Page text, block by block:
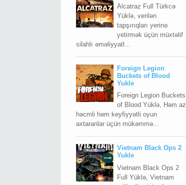
Alcatraz Full Türkcə
Yüklə, verilən
tapşırıqları yerinə
yetirmək üçün müxtəlif
silahlı əməliyyatl...
Foreign Legion
Buckets of Blood
Yukle
Foreign Legion Buckets
of Blood Yüklə, Həm az
həcmli həm keyfiyyətli oyun
axtaranlar üçün mükəmmə...
Vietnam Black Ops 2
Yukle
Vietnam Black Ops 2
Full Yüklə, Vietnam